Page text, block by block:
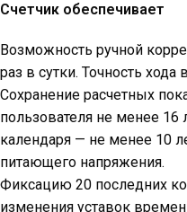
Счетчик обеспечивает
Возможность ручной
раз в сутки. Точность
Сохранение расчетных
пользователя не менее 16
календаря — не менее 10
питающего напряжения.
Фиксацию 20 последних
изменения уставок